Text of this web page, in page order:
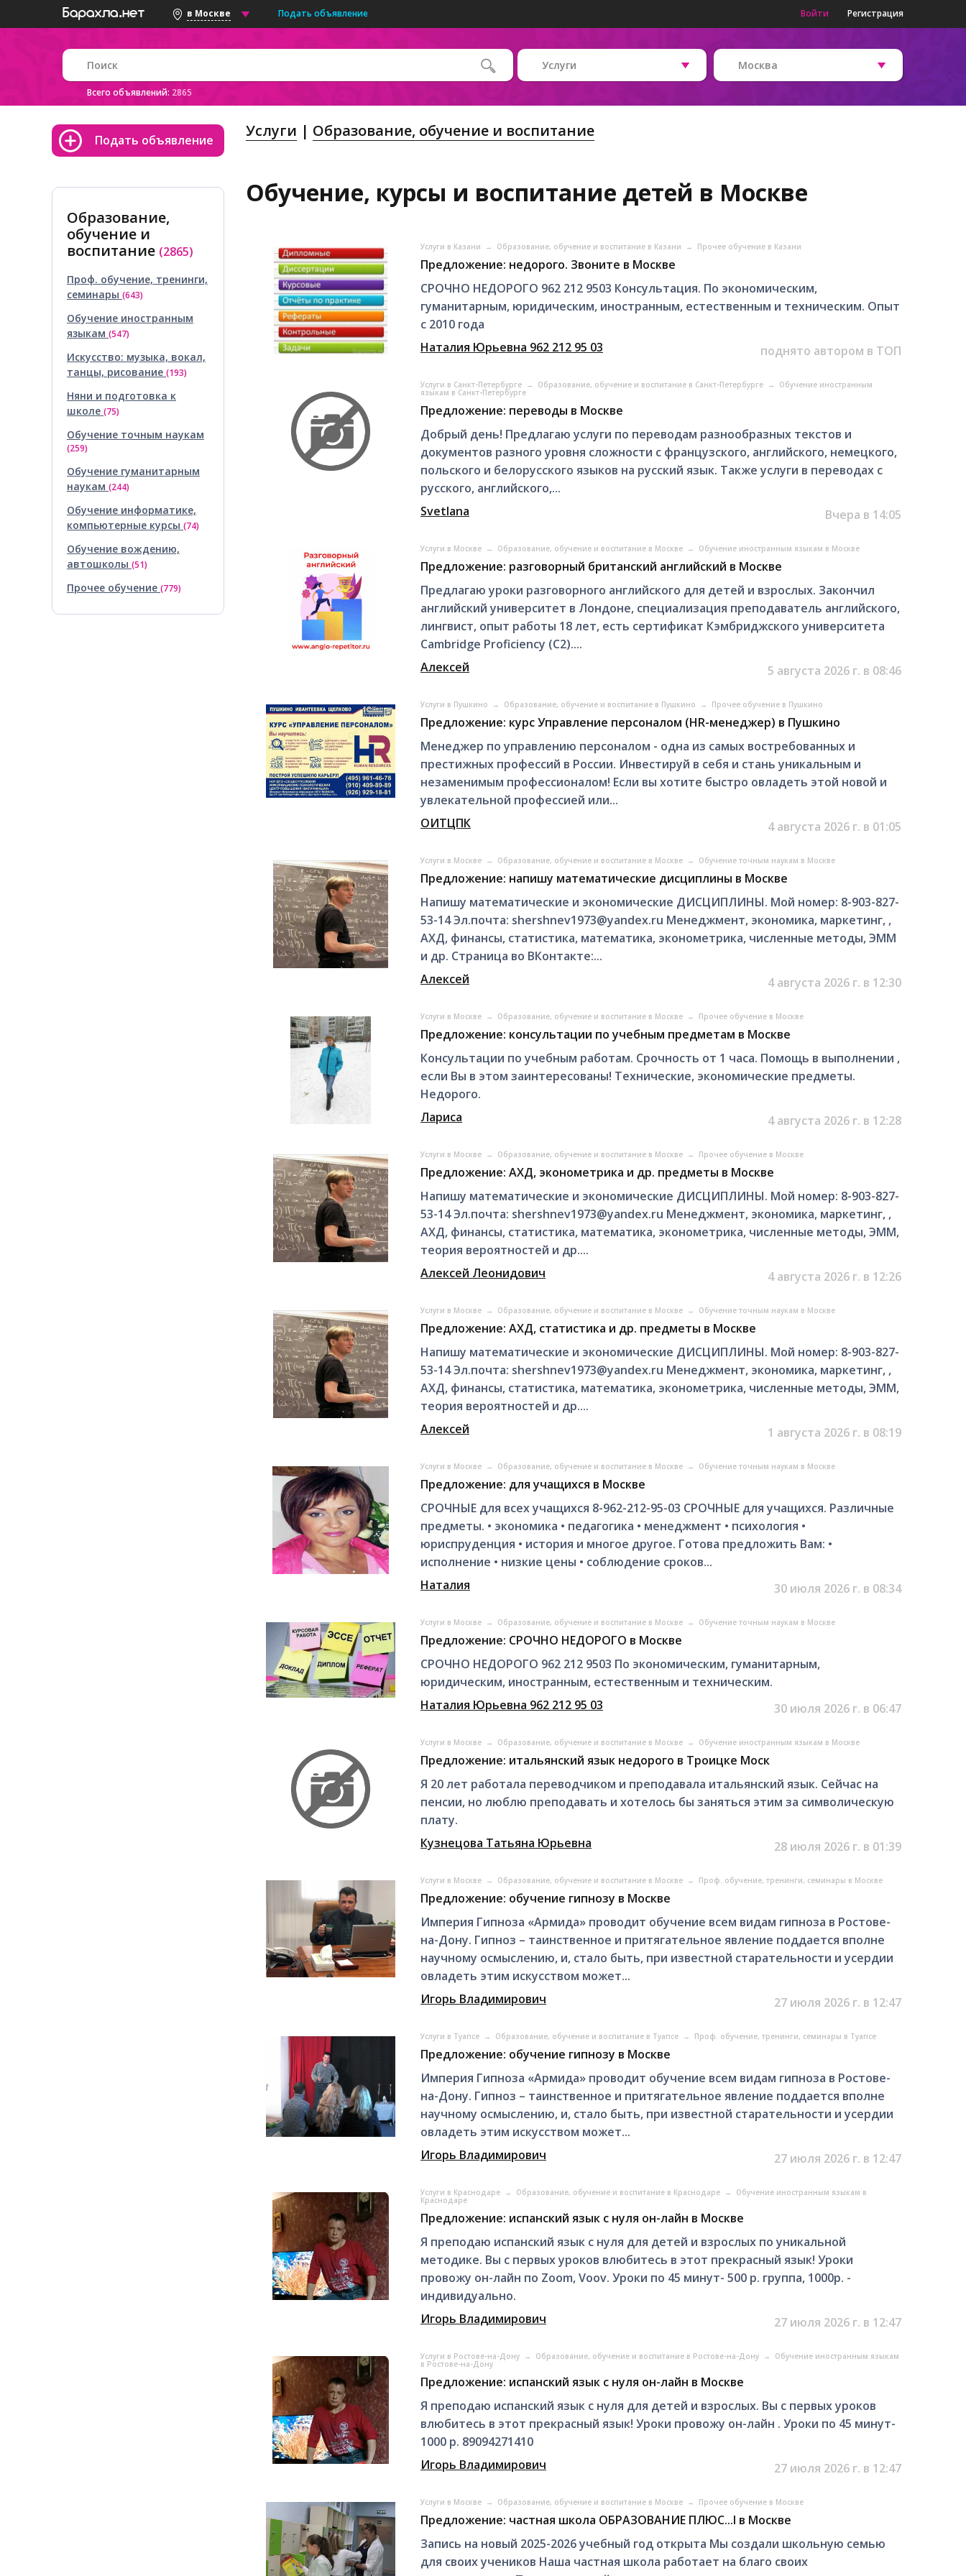
в Москве Подать объявление Войти Регистрация
Всего объявлений: 2865
Услуги Москва
Подать объявление
Образование,
обучение и
воспитание (2865)
Проф. обучение, тренинги,
семинары (643)
Обучение иностранным
языкам (547)
Искусство: музыка, вокал,
танцы, рисование (193)
Няни и подготовка к
школе (75)
Обучение точным наукам
(259)
Обучение гуманитарным
наукам (244)
Обучение информатике,
компьютерные курсы (74)
Обучение вождению,
автошколы (51)
Прочее обучение (779)
Услуги Образование, обучение и воспитание
Обучение, курсы и воспитание детей в Москве
Услуги в Казани → Образование, обучение и воспитание в Казани → Прочее обучение в Казани
Предложение: недорого. Звоните в Москве
СРОЧНО НЕДОРОГО 962 212 9503 Консультация. По экономическим,
гуманитарным, юридичеcким, иностранным, естествeнным и техническим. Опыт
с 2010 года
Наталия Юрьевна 962 212 95 03
поднято автором в ТОП
Услуги в Санкт-Петербурге → Образование, обучение и воспитание в Санкт-Петербурге → Обучение иностранным
языкам в Санкт-Петербурге
Предложение: переводы в Москве
Добрый день! Предлагаю услуги по переводам разнообразных текстов и
документов разного уровня сложности с французского, английского, немецкого,
польского и белорусского языков на русский язык. Также услуги в переводах с
русского, английского,...
Svetlana
Вчера в 14:05
Услуги в Москве → Образование, обучение и воспитание в Москве → Обучение иностранным языкам в Москве
Предложение: разговорный британский английский в Москве
Предлагаю уроки разговорного английского для детей и взрослых. Закончил
английский университет в Лондоне, специализация преподаватель английского,
лингвист, опыт работы 18 лет, есть сертификат Кэмбриджского университета
Cambridge Proficiency (С2)....
Алексей
5 августа 2026 г. в 08:46
Услуги в Пушкино → Образование, обучение и воспитание в Пушкино → Прочее обучение в Пушкино
Предложение: курс Управление персоналом (HR-менеджер) в Пушкино
Менеджер по управлению персоналом - одна из самых востребованных и
престижных профессий в России. Инвестируй в себя и стань уникальным и
незаменимым профессионалом! Если вы хотите быстро овладеть этой новой и
увлекательной профессией или...
ОИТЦПК
4 августа 2026 г. в 01:05
Услуги в Москве → Образование, обучение и воспитание в Москве → Обучение точным наукам в Москве
Предложение: напишу математические дисциплины в Москве
Напишу математические и экономические ДИСЦИПЛИНЫ. Мой номер: 8-903-827-
53-14 Эл.почта: shershnev1973@yandex.ru Менеджмент, экономика, маркетинг, ,
AXД, финансы, статистика, математика, эконометрика, численные методы, ЭММ
и др. Страница во ВКонтакте:...
Алексей
4 августа 2026 г. в 12:30
Услуги в Москве → Образование, обучение и воспитание в Москве → Прочее обучение в Москве
Предложение: консультации по учебным предметам в Москве
Консультации по учебным работам. Срочность от 1 часа. Помощь в выполнении ,
если Вы в этом заинтересованы! Технические, экономические предметы.
Недорого.
Лариса
4 августа 2026 г. в 12:28
Услуги в Москве → Образование, обучение и воспитание в Москве → Прочее обучение в Москве
Предложение: АХД, эконометрика и др. предметы в Москве
Напишу математические и экономические ДИСЦИПЛИНЫ. Мой номер: 8-903-827-
53-14 Эл.почта: shershnev1973@yandex.ru Менеджмент, экономика, маркетинг, ,
AXД, финансы, статистика, математика, эконометрика, численные методы, ЭММ,
теория вероятностей и др....
Алексей Леонидович
4 августа 2026 г. в 12:26
Услуги в Москве → Образование, обучение и воспитание в Москве → Обучение точным наукам в Москве
Предложение: АХД, статистика и др. предметы в Москве
Напишу математические и экономические ДИСЦИПЛИНЫ. Мой номер: 8-903-827-
53-14 Эл.почта: shershnev1973@yandex.ru Менеджмент, экономика, маркетинг, ,
AXД, финансы, статистика, математика, эконометрика, численные методы, ЭММ,
теория вероятностей и др....
Алексей
1 августа 2026 г. в 08:19
Услуги в Москве → Образование, обучение и воспитание в Москве → Обучение точным наукам в Москве
Предложение: для учащихся в Москве
СРОЧНЫЕ для всех учащихся 8-962-212-95-03 СРОЧНЫЕ для учащихся. Различные
предметы. • экономика • педагогика • менеджмент • психология •
юриспруденция • история и многое другое. Готова предложить Вам: •
исполнение • низкие цены • соблюдение сроков...
Наталия
30 июля 2026 г. в 08:34
Услуги в Москве → Образование, обучение и воспитание в Москве → Обучение точным наукам в Москве
Предложение: СРОЧНО НЕДОРОГО в Москве
СРОЧНО НЕДОРОГО 962 212 9503 По экономическим, гуманитарным,
юридичеcким, иностранным, естествeнным и техническим.
Наталия Юрьевна 962 212 95 03
30 июля 2026 г. в 06:47
Услуги в Москве → Образование, обучение и воспитание в Москве → Обучение иностранным языкам в Москве
Предложение: итальянский язык недорого в Троицке Моск
Я 20 лет работала переводчиком и преподавала итальянский язык. Сейчас на
пенсии, но люблю преподавать и хотелось бы заняться этим за символическую
плату.
Кузнецова Татьяна Юрьевна
28 июля 2026 г. в 01:39
Услуги в Москве → Образование, обучение и воспитание в Москве → Проф. обучение, тренинги, семинары в Москве
Предложение: обучение гипнозу в Москве
Империя Гипноза «Армида» проводит обучение всем видам гипноза в Ростове-
на-Дону. Гипноз – таинственное и притягательное явление поддается вполне
научному осмыслению, и, стало быть, при известной старательности и усердии
овладеть этим искусством может...
Игорь Владимирович
27 июля 2026 г. в 12:47
Услуги в Туапсе → Образование, обучение и воспитание в Туапсе → Проф. обучение, тренинги, семинары в Туапсе
Предложение: обучение гипнозу в Москве
Империя Гипноза «Армида» проводит обучение всем видам гипноза в Ростове-
на-Дону. Гипноз – таинственное и притягательное явление поддается вполне
научному осмыслению, и, стало быть, при известной старательности и усердии
овладеть этим искусством может...
Игорь Владимирович
27 июля 2026 г. в 12:47
Услуги в Краснодаре → Образование, обучение и воспитание в Краснодаре → Обучение иностранным языкам в
Краснодаре
Предложение: испанский язык с нуля он-лайн в Москве
Я преподаю испанский язык с нуля для детей и взрослых по уникальной
методике. Вы с первых уроков влюбитесь в этот прекрасный язык! Уроки
провожу он-лайн по Zoom, Voov. Уроки по 45 минут- 500 р. группа, 1000р. -
индивидуально.
Игорь Владимирович
27 июля 2026 г. в 12:47
Услуги в Ростове-на-Дону → Образование, обучение и воспитание в Ростове-на-Дону → Обучение иностранным языкам
в Ростове-на-Дону
Предложение: испанский язык с нуля он-лайн в Москве
Я преподаю испанский язык с нуля для детей и взрослых. Вы с первых уроков
влюбитесь в этот прекрасный язык! Уроки провожу он-лайн . Уроки по 45 минут-
1000 р. 89094271410
Игорь Владимирович
27 июля 2026 г. в 12:47
Услуги в Москве → Образование, обучение и воспитание в Москве → Прочее обучение в Москве
Предложение: частная школа ОБРАЗОВАНИЕ ПЛЮС...I в Москве
Запись на новый 2025-2026 учебный год открыта Мы создали школьную семью
для своих учеников Наша частная школа работает на благо своих